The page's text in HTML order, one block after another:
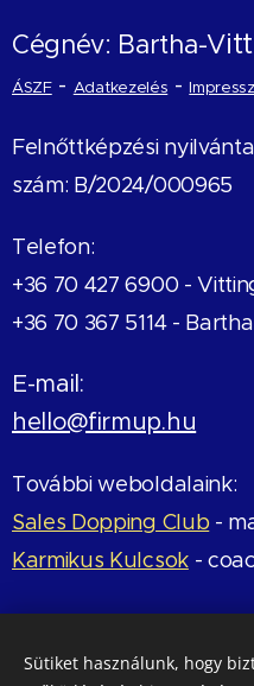
Cégnév: Bartha-V
ÁSZF- Adatkezelés -
Felnőttképzési
szám: B/2024/000965
Telefon:
+36 70 427 6900 -
+36 70 367 5114 -
E-mail:
hello@firmup.hu
További weboldalaink:
Sales Dopping Club -
Karmikus Kulcsok-
Sütiket használunk, hogy